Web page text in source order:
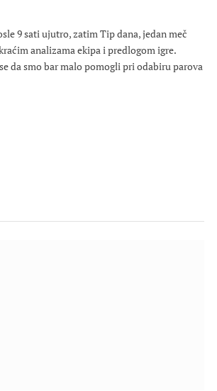
9 sati ujutro, zatim Tip dana, jedan meč
analizama ekipa i predlogom igre.
da smo bar malo pomogli pri odabiru parova